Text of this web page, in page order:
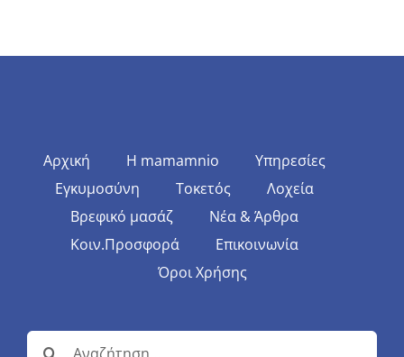
Αρχική Η mamamnio
Υπηρεσίες
Εγκυμοσύνη
Τοκετός
Λοχεία
Βρεφικό μασάζ
Νέα & Άρθρα
Κοιν.Προσφορά
Επικοινωνία
Όροι Χρήσης
Αναζήτηση